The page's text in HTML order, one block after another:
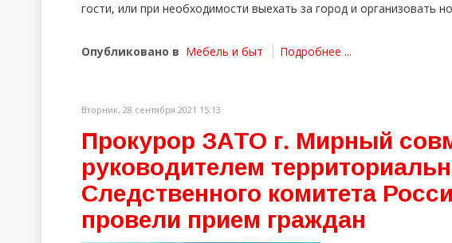
гости, или при необходимости выехать за город и организовать
Опубликовано в Мебель и быт Подробнее ...
Вторник, 28 сентября 2021 15:13
Прокурор ЗАТО г. Мирный
руководителем
Следственного комитета
провели прием граждан